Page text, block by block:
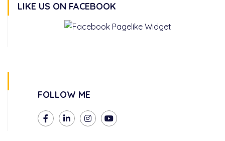
LIKE US ON FACEBOOK
FOLLOW ME